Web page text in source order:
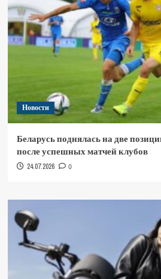
Новости
Беларусь поднялась на две
после успешных матчей клубов
24.07.2026 0